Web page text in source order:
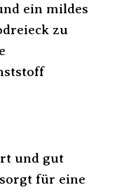
ein mildes
zu
und gut
für eine